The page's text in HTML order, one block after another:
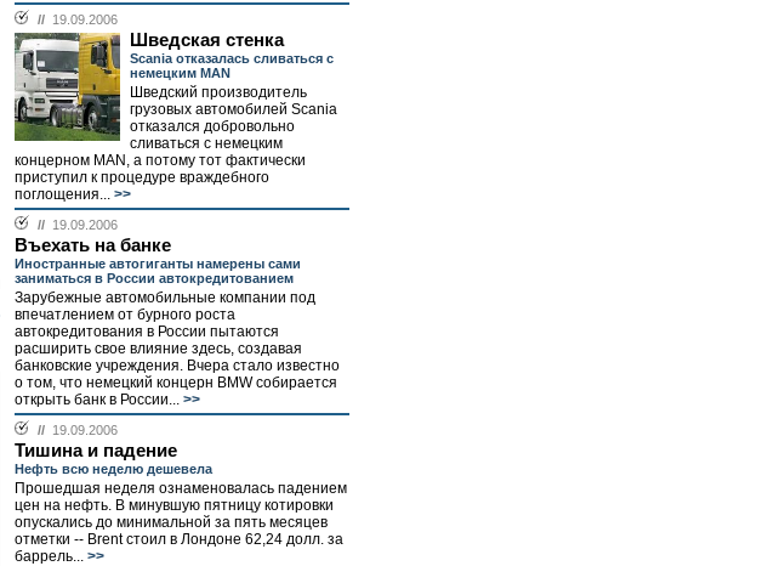
// 19.09.2006
Шведская стенка
Scania отказалась сливаться с
немецким MAN
Шведский производитель
грузовых автомобилей Scania
отказался добровольно
сливаться с немецким
концерном MAN, а потому тот фактически
приступил к процедуре враждебного
поглощения... >>
// 19.09.2006
Въехать на банке
Иностранные автогиганты намерены сами
заниматься в России автокредитованием
Зарубежные автомобильные компании под
впечатлением от бурного роста
автокредитования в России пытаются
расширить свое влияние здесь, создавая
банковские учреждения. Вчера стало известно
о том, что немецкий концерн BMW собирается
открыть банк в России... >>
// 19.09.2006
Тишина и падение
Нефть всю неделю дешевела
Прошедшая неделя ознаменовалась падением
цен на нефть. В минувшую пятницу котировки
опускались до минимальной за пять месяцев
отметки -- Brent стоил в Лондоне 62,24 долл. за
баррель... >>